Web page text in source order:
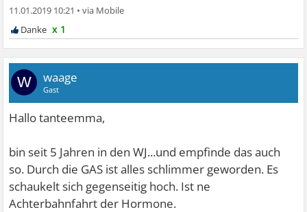
11.01.2019 10:21 •
x 1
W waage
Gast
Hallo tanteemma,
bin seit 5 Jahren in den WJ...und empfinde das auch
so. Durch die GAS ist alles schlimmer geworden. Es
schaukelt sich gegenseitig hoch. Ist ne
Achterbahnfahrt der Hormone.